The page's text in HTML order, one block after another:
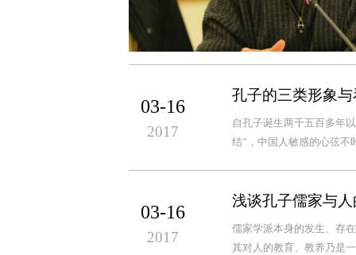
03-16
2017
孔子的三类形象
自孔子诞生两千五百多年
结”，中国人敏感的心弦不
03-16
2017
浅谈孔子儒家与
儒家学派本身的发生、存
其对人的教育、教养乃是